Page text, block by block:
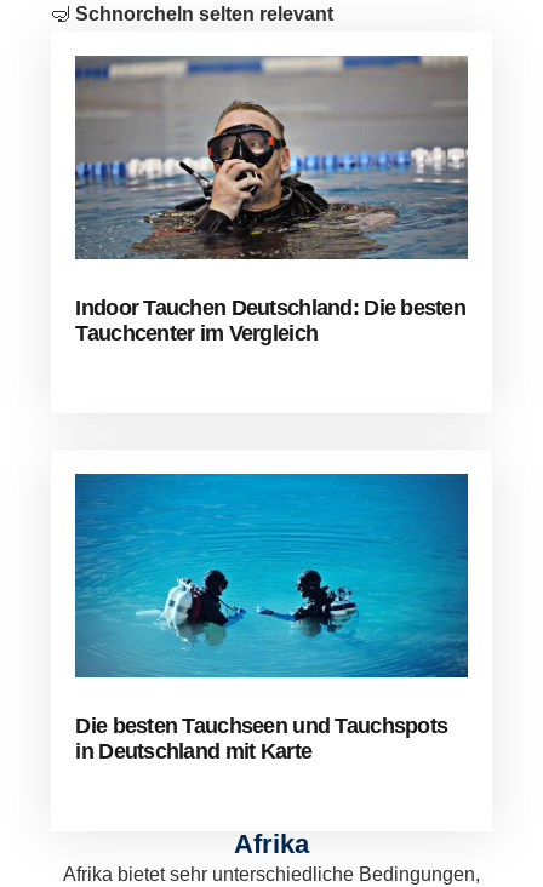
🤿Schnorcheln selten relevant
Indoor Tauchen Deutschland: Die besten
Tauchcenter im Vergleich
Die besten Tauchseen und Tauchspots
in Deutschland mit Karte
Afrika
Afrika bietet sehr unterschiedliche Bedingungen,